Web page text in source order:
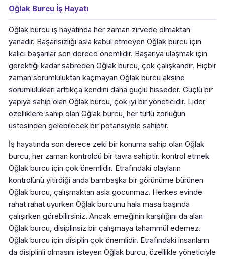
Oğlak Burcu İş Hayatı
Oğlak burcu iş hayatında her zaman zirvede olmaktan
yanadır. Başarısızlığı asla kabul etmeyen Oğlak burcu için
kalıcı başarılar son derece önemlidir. Başarıya ulaşmak için
gerektiği kadar sabreden Oğlak burcu, çok çalışkandır. Hiçbir
zaman sorumluluktan kaçmayan Oğlak burcu aksine
sorumlulukları arttıkça kendini daha güçlü hisseder. Güçlü bir
yapıya sahip olan Oğlak burcu, çok iyi bir yöneticidir. Lider
özelliklere sahip olan Oğlak burcu, her türlü zorluğun
üstesinden gelebilecek bir potansiyele sahiptir.
İş hayatında son derece zeki bir konuma sahip olan Oğlak
burcu, her zaman kontrolcü bir tavra sahiptir. kontrol etmek
Oğlak burcu için çok önemlidir. Etrafındaki olayların
kontrolünü yitirdiği anda bambaşka bir görünüme bürünen
Oğlak burcu, çalışmaktan asla gocunmaz. Herkes evinde
rahat rahat uyurken Oğlak burcunu hala masa başında
çalışırken görebilirsiniz. Ancak emeğinin karşılığını da alan
Oğlak burcu, disiplinsiz bir çalışmaya tahammül edemez.
Oğlak burcu için disiplin çok önemlidir. Etrafındaki insanların
da disiplinli olmasını isteyen Oğlak burcu, özellikle yöneticiyle